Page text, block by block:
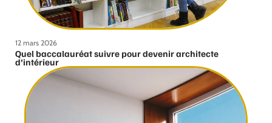
12 mars 2026
Quel baccalauréat suivre pour devenir architecte
d’intérieur